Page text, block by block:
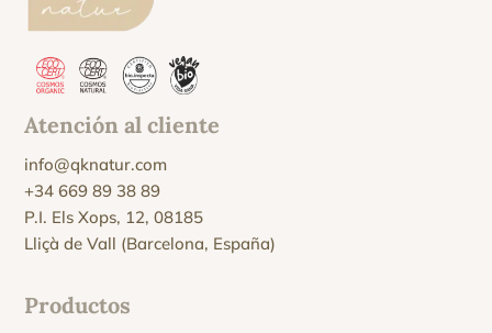
Atención al cliente
info@qknatur.com
+34 669 89 38 89
P.I. Els Xops, 12, 08185
Lliçà de Vall (Barcelona, España)
Productos